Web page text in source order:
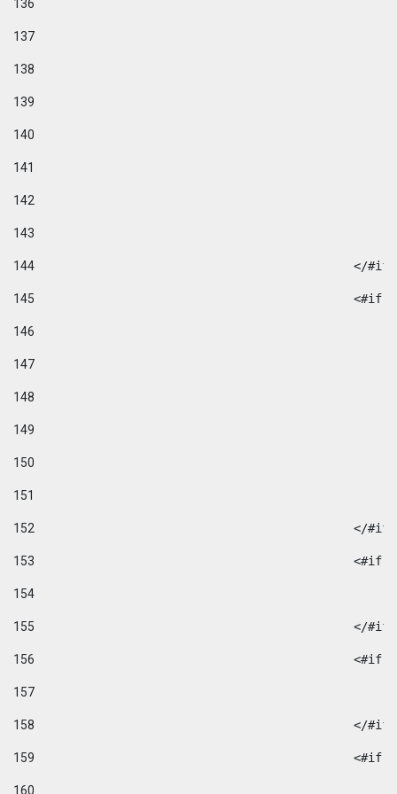
136
137
138
139
140
141
142
143
144
</
145
146
147
148
149
150
151
152
</
153
154
155
</
156
157
158
</
159
160